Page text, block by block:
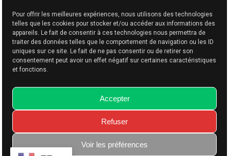
Pour offrir les meilleures expériences, nous utilisons des technologies
telles que les cookies pour stocker et/ou accéder aux informations des
appareils. Le fait de consentir à ces technologies nous permettra de
traiter des données telles que le comportement de navigation ou les ID
uniques sur ce site. Le fait de ne pas consentir ou de retirer son
consentement peut avoir un effet négatif sur certaines caractéristiques
et fonctions.
Accepter
Refuser
Voir les préférences
GPX Editor
GPX Optimizer
Google Maps to GPX
Memo
Website made with
by BPhDesigns.
BlueSky
WhatsApp Facebook Instagram